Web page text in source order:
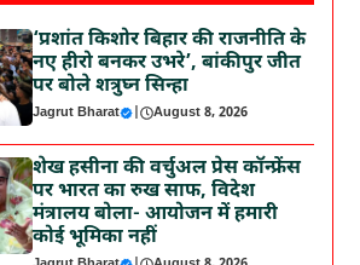
‘प्रशांत किशोर बिहार की राजनीति के
नए हीरो बनकर उभरे’, बांकीपुर जीत
पर बोले शत्रुघ्न सिन्हा
Jagrut Bharat | August 8, 2026
शेख हसीना की वर्चुअल प्रेस कॉन्फ्रेंस
पर भारत का रुख साफ, विदेश
मंत्रालय बोला- आयोजन में हमारी
कोई भूमिका नहीं